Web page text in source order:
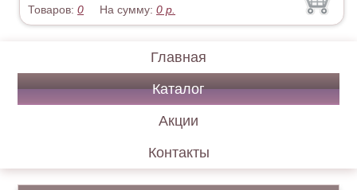
Товаров:0 На сумму:0 р.
Главная
Каталог
Акции
Контакты